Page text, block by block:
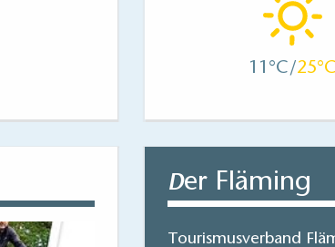
11 25
Der Fläming
Tourismusverband